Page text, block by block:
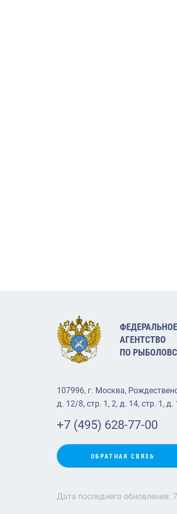
ФЕДЕРАЛЬНОЕ
АГЕНТСТВО
ПО
107996, г. Москва,
д. 12/8, стр. 1, 2, д. 14, стр. 1, д.
+7 (495) 628-77-00
ОБРАТНАЯ СВЯЗЬ
Дата последнего обновления: